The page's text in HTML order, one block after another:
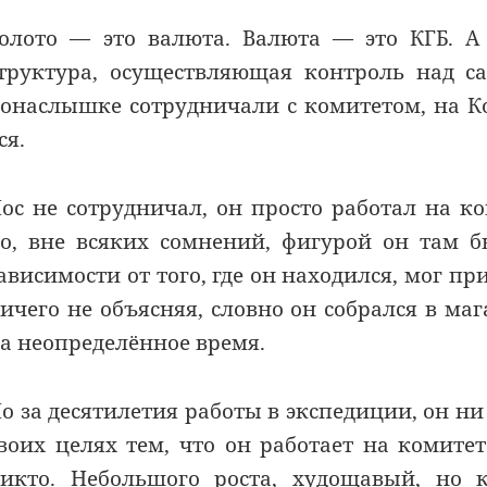
— это валюта. Валюта — это КГБ. А
осуществляющая контроль над
сотрудничали с комитетом, на
не сотрудничал, он просто работал на
вне всяких сомнений, фигурой он там
от того, где оннаходился, мог
не объясняя, словно он собрался в
неопределённое время.
за десятилетия работы в экспедиции, он
целях тем, что он работает накомитет
Небольшого роста, худощавый, но